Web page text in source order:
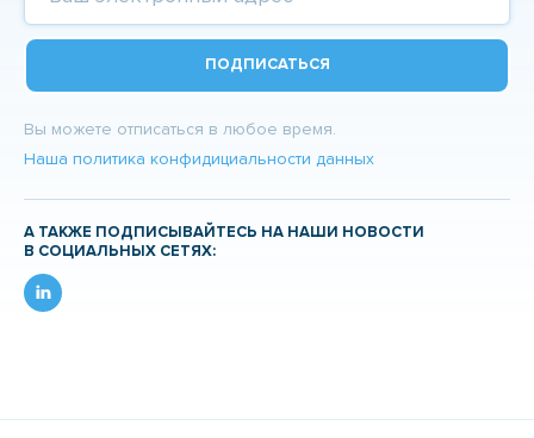
ПОДПИСАТЬСЯ
Вы можете отписаться в любое время.
Наша политика конфидициальности данных
А ТАКЖЕ ПОДПИСЫВАЙТЕСЬ НА НАШИ НОВОСТИ
В СОЦИАЛЬНЫХ СЕТЯХ: